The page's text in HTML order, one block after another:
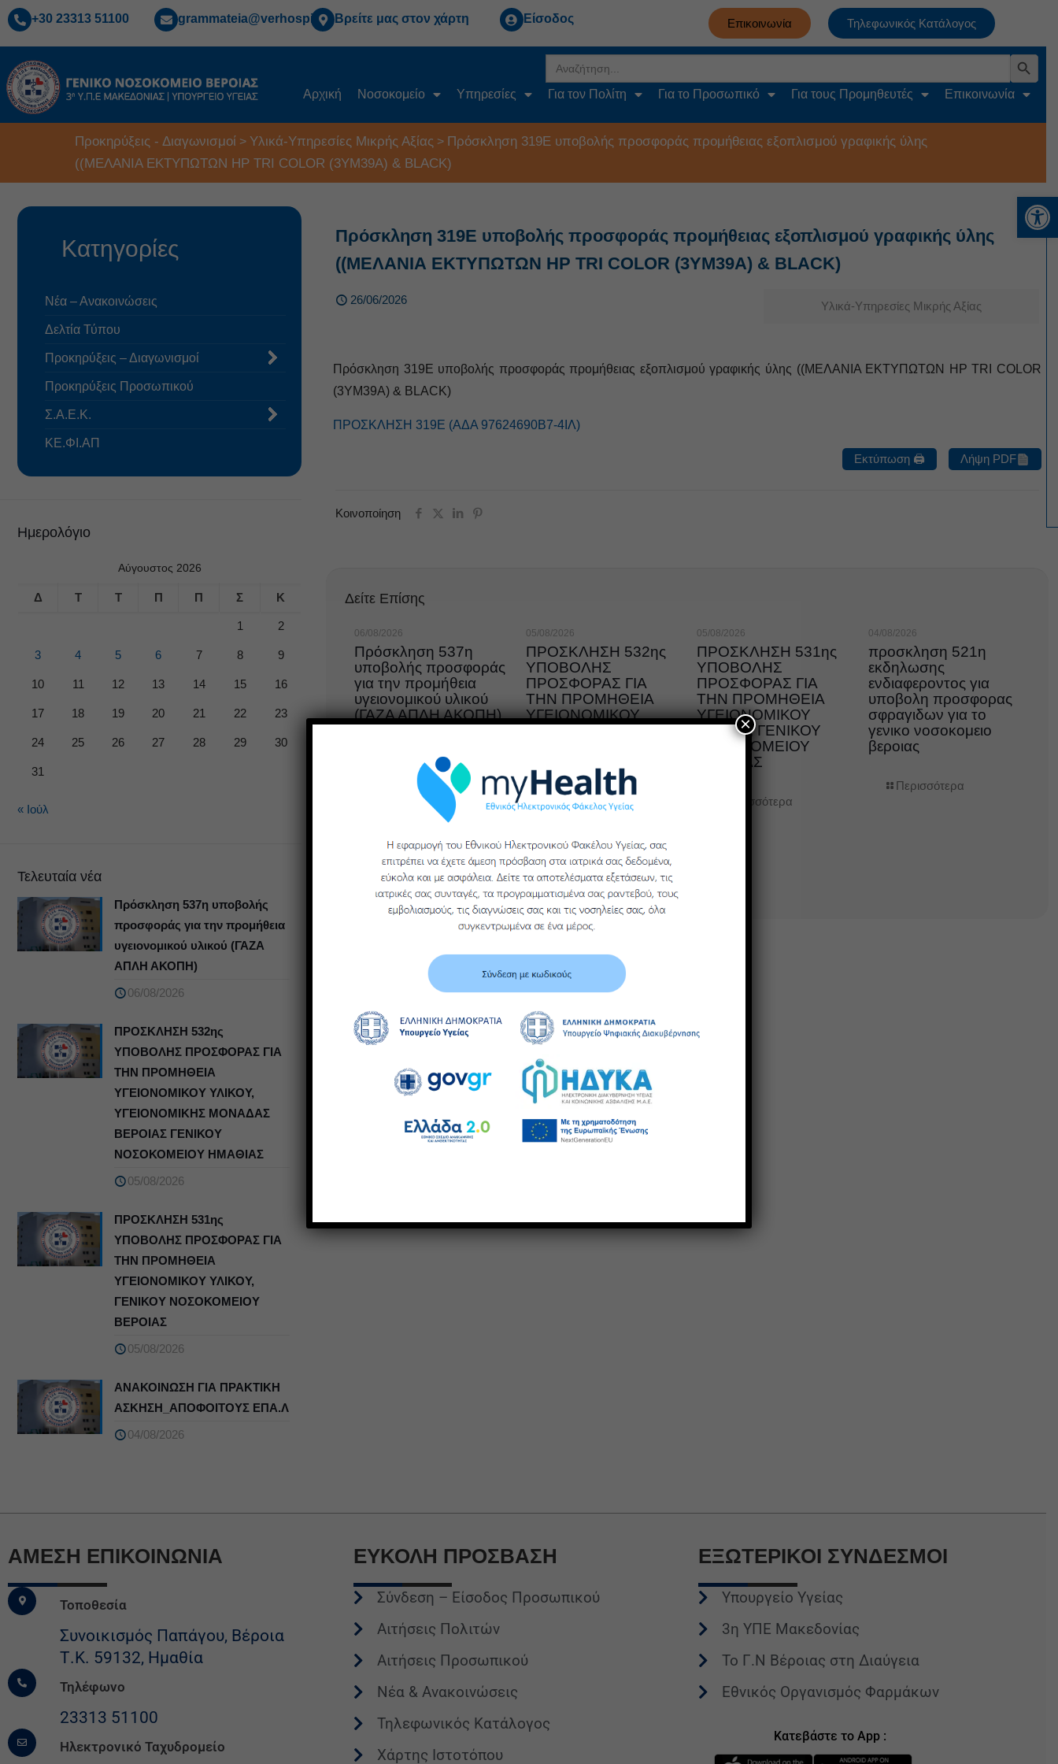
+30 23313 51100 grammateia@verhospi.gr Βρείτε μας στον χάρτη Είσοδος Επικοινωνία Τηλεφωνικός Κατάλογος
for:
Search Button
Αρχική Νοσοκομείο Υπηρεσίες Για τον Πολίτη Για το Προσωπικό Για τους Προμηθευτές Επικοινωνία
Προκηρύξεις - Διαγωνισμοί > Υλικά-Υπηρεσίες Μικρής Αξίας > Πρόσκληση 319Ε υποβολής προσφοράς προμήθειας εξοπλισμού γραφικής ύλης
((ΜΕΛΑΝΙΑ ΕΚΤΥΠΩΤΩΝ HP TRI COLOR (3YM39A) & BLACK)
Πρόσκληση 319Ε υποβολής προσφοράς προμήθειας εξοπλισμού γραφικής ύλης
((ΜΕΛΑΝΙΑ ΕΚΤΥΠΩΤΩΝ HP TRI COLOR (3YM39A) & BLACK)
26/06/2026 Υλικά-Υπηρεσίες Μικρής Αξίας
Πρόσκληση 319Ε υποβολής προσφοράς προμήθειας εξοπλισμού γραφικής ύλης ((ΜΕΛΑΝΙΑ ΕΚΤΥΠΩΤΩΝ HP TRI COLOR
(3YM39A) & BLACK)
ΠΡΟΣΚΛΗΣΗ 319Ε (ΑΔΑ 97624690Β7-4ΙΛ)
Εκτύπωση 🖨 Λήψη PDF
Κοινοποίηση
Δείτε Επίσης
06/08/2026
Πρόσκληση 537η
υποβολής προσφοράς
για την προμήθεια
υγειονομικού υλικού
(ΓΑΖΑ ΑΠΛΗ ΑΚΟΠΗ)
Περισσότερα
05/08/2026
ΠΡΟΣΚΛΗΣΗ 532ης
ΥΠΟΒΟΛΗΣ
ΠΡΟΣΦΟΡΑΣ ΓΙΑ
ΤΗΝ ΠΡΟΜΗΘΕΙΑ
ΥΓΕΙΟΝΟΜΙΚΟΥ
ΓΕΝΙΚΟΥ
ΝΟΣΟΚΟΜΕΙΟΥ
ΗΜΑΘΙΑΣ
Περισσότερα
05/08/2026
ΠΡΟΣΚΛΗΣΗ 531ης
ΥΠΟΒΟΛΗΣ
ΠΡΟΣΦΟΡΑΣ ΓΙΑ
ΤΗΝ ΠΡΟΜΗΘΕΙΑ
ΥΓΕΙΟΝΟΜΙΚΟΥ
ΥΛΙΚΟΥ, ΓΕΝΙΚΟΥ
ΝΟΣΟΚΟΜΕΙΟΥ
ΒΕΡΟΙΑΣ
Περισσότερα
04/08/2026
προσκληση 521η
εκδηλωσης
ενδιαφεροντος για
υποβολη προσφορας
σφραγιδων για το
γενικο νοσοκομειο
βεροιας
Περισσότερα
Κατηγορίες
Νέα – Ανακοινώσεις
Δελτία Τύπου
Προκηρύξεις – Διαγωνισμοί
Προκηρύξεις Προσωπικού
Σ.Α.Ε.Κ.
ΚΕ.ΦΙ.ΑΠ
Ημερολόγιο
Αύγουστος 2026
Δ Τ Τ Π Π Σ Κ
1 2
3 4 5 6 7 8 9
10 11 12 13 14 15 16
17 18 19 20 21 22 23
24 25 26 27 28 29 30
31
« Ιούλ
Τελευταία νέα
Πρόσκληση 537η υποβολής
προσφοράς για την προμήθεια
υγειονομικού υλικού (ΓΑΖΑ
ΑΠΛΗ ΑΚΟΠΗ)
06/08/2026
ΠΡΟΣΚΛΗΣΗ 532ης
ΥΠΟΒΟΛΗΣ ΠΡΟΣΦΟΡΑΣ ΓΙΑ
ΤΗΝ ΠΡΟΜΗΘΕΙΑ
ΥΓΕΙΟΝΟΜΙΚΟΥ ΥΛΙΚΟΥ,
ΥΓΕΙΟΝΟΜΙΚΗΣ ΜΟΝΑΔΑΣ
ΒΕΡΟΙΑΣ ΓΕΝΙΚΟΥ
ΝΟΣΟΚΟΜΕΙΟΥ ΗΜΑΘΙΑΣ
05/08/2026
ΠΡΟΣΚΛΗΣΗ 531ης
ΥΠΟΒΟΛΗΣ ΠΡΟΣΦΟΡΑΣ ΓΙΑ
ΤΗΝ ΠΡΟΜΗΘΕΙΑ
ΥΓΕΙΟΝΟΜΙΚΟΥ ΥΛΙΚΟΥ,
ΓΕΝΙΚΟΥ ΝΟΣΟΚΟΜΕΙΟΥ
ΒΕΡΟΙΑΣ
05/08/2026
ΑΝΑΚΟΙΝΩΣΗ ΓΙΑ ΠΡΑΚΤΙΚΗ
ΑΣΚΗΣΗ_ΑΠΟΦΟΙΤΟΥΣ ΕΠΑ.Λ
04/08/2026
ΆΜΕΣΗ ΕΠΙΚΟΙΝΩΝΙΑ
Τοποθεσία
Συνοικισμός Παπάγου, Βέροια
Τ.Κ. 59132, Ημαθία
Τηλέφωνο
23313 51100
Ηλεκτρονικό Ταχυδρομείο
ΕΥΚΟΛΗ ΠΡΟΣΒΑΣΗ
Σύνδεση – Είσοδος Προσωπικού
Αιτήσεις Πολιτών
Αιτήσεις Προσωπικού
Νέα & Ανακοινώσεις
Τηλεφωνικός Κατάλογος
Χάρτης Ιστοτόπου
ΕΞΩΤΕΡΙΚΟΙ ΣΥΝΔΕΣΜΟΙ
Υπουργείο Υγείας
3η ΥΠΕ Μακεδονίας
Το Γ.Ν Βέροιας στη Διαύγεια
Εθνικός Οργανισμός Φαρμάκων
Κατεβάστε το App :
×